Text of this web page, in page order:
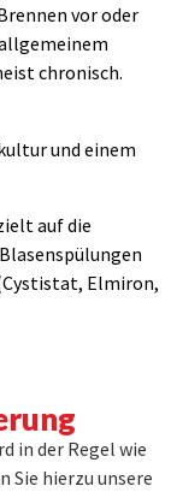
vor oder
chronisch.
und einem
auf die
Elmiron,
in der Regel wie
hierzu unsere